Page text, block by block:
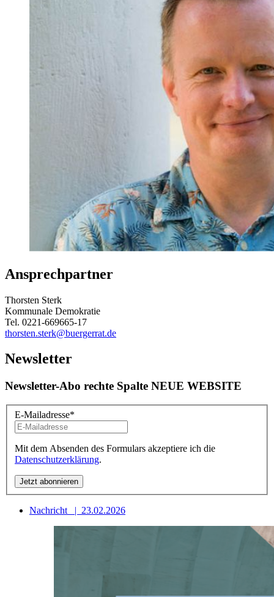
Ansprechpartner
Thorsten Sterk
Kommunale Demokratie
Tel. 0221-669665-17
thorsten.sterk@buergerrat.de
Newsletter
Newsletter-Abo rechte Spalte NEUE WEBSITE
E-Mailadresse*
Mit dem Absenden des Formulars akzeptiere ich die
Datenschutzerklärung.
Nachricht | 23.02.2026